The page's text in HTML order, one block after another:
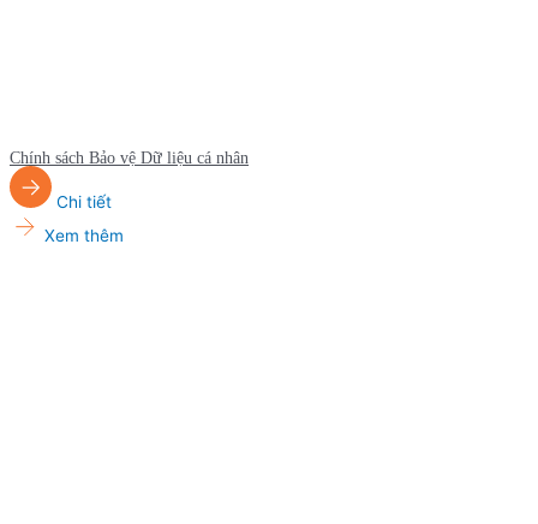
Chính sách Bảo vệ Dữ liệu cá nhân
Chi tiết
Xem thêm